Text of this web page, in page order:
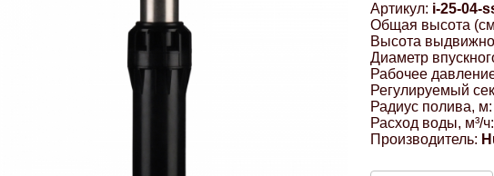
Артикул: i-25-04-
Общая высота
Высота
Диаметр
Рабочее
Регулируемый
Радиус полива, м:
Расход воды, м³/ч:
Производитель: